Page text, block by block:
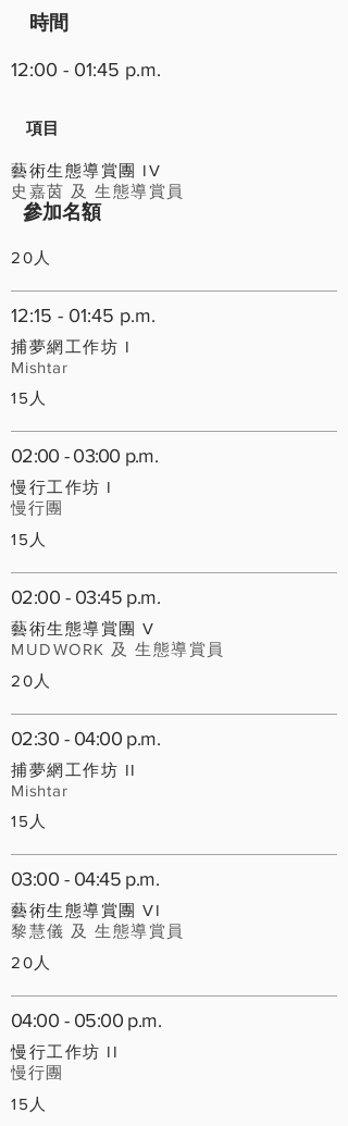
12:00 - 01:45 p.m.
藝術生態導賞團 IV
史嘉茵 及 生態導賞員
​項目
時間
參加名額
20人
12:15 - 01:45 p.m.
捕夢網工作坊 I
Mishtar
15人
02:00 - 03:00 p.m.
慢行工作坊 I
慢行團
15人
02:00 - 03:45 p.m.
藝術生態導賞團 V
MUDWORK 及 生態導賞員
20人
02:30 - 04:00 p.m.
捕夢網工作坊 II
Mishtar
15人
03:00 - 04:45 p.m.
藝術生態導賞團 VI
黎慧儀 及 生態導賞員
20人
04:00 - 05:00 p.m.
慢行工作坊 II
慢行團
15人